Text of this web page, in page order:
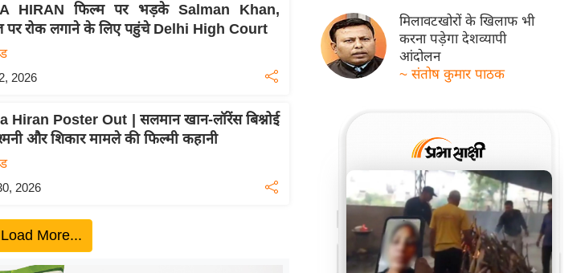
HIRAN फिल्म पर भड़के Salman Khan,
पर रोक लगाने के लिए पहुंचे Delhi High Court
2026
Hiran Poster Out | सलमान खान-लॉरेंस बिश्नोई
और शिकार मामले की फिल्मी कहानी
2026
Load More...
मिलावटखोरों के खिलाफ भी
करना पड़ेगा देशव्यापी
आंदोलन
~ संतोष कुमार पाठक